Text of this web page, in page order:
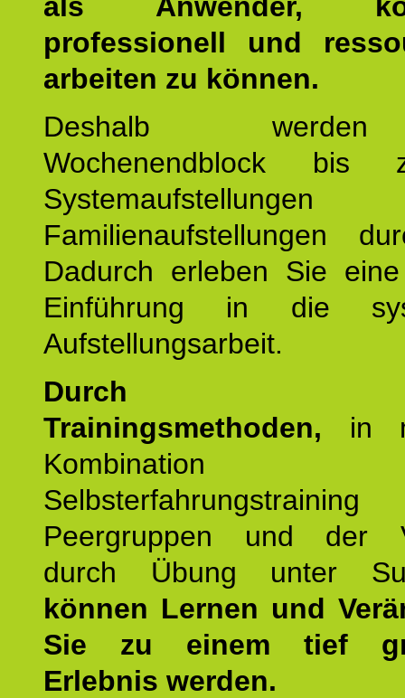
professionell und
arbeiten zu können.
Deshalb
Wochenendblock bis
Familienaufstellungen
Dadurch erleben Sie
Einführung in die
Aufstellungsarbeit.
Durch
Trainingsmethoden, in
Peergruppen und der
durch Übung unter
können Lernen und
Sie zu einem tief
Erlebnis werden.